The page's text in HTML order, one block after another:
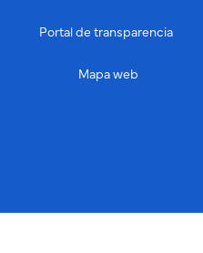
Portal de transparencia
Mapa web